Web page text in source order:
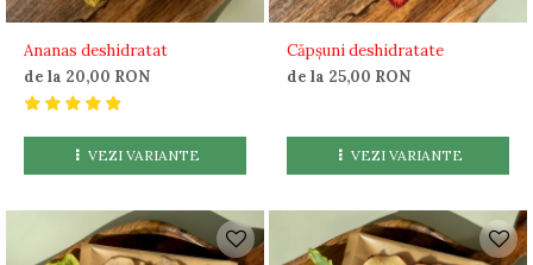
Ananas deshidratat
de la 20,00 RON
VEZI VARIANTE
Căpșuni deshidratate
de la 25,00 RON
VEZI VARIANTE